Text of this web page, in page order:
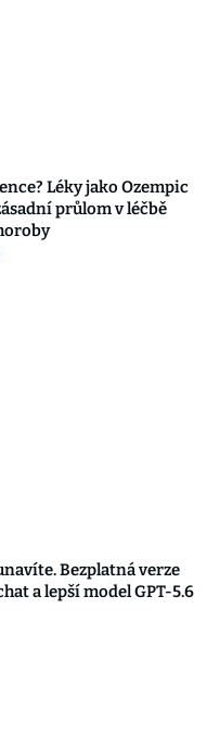
Léky jako Ozempic
průlom v léčbě
Bezplatná verze
a lepší model GPT-5.6